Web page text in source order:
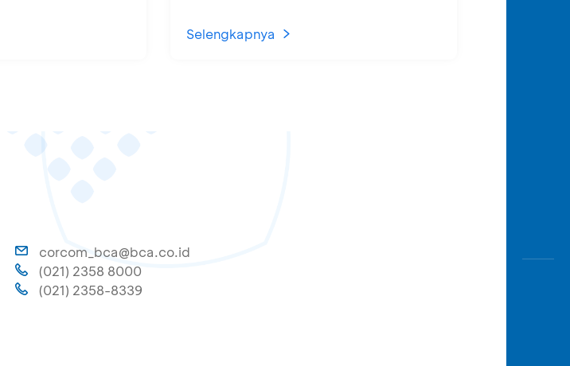
Selengkapnya
corcom_bca@bca.co.id
(021) 2358 8000
(021) 2358-8339